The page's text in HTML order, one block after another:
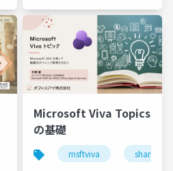
MVP 👉
❤️
SharePoint
Microsoft Viva Topics
の基礎
msftviva